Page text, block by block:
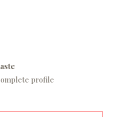
profile